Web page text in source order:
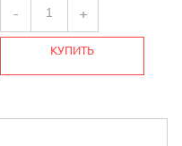
- +
КУПИТЬ